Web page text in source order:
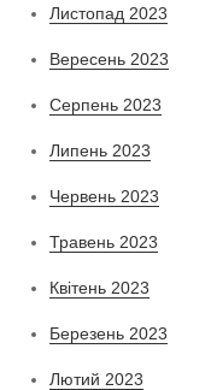
Листопад 2023
Вересень 2023
Серпень 2023
Липень 2023
Червень 2023
Травень 2023
Квітень 2023
Березень 2023
Лютий 2023